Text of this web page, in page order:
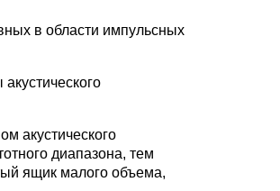
в области импульсных
акустического
диапазона, тем
ящик малого объема,